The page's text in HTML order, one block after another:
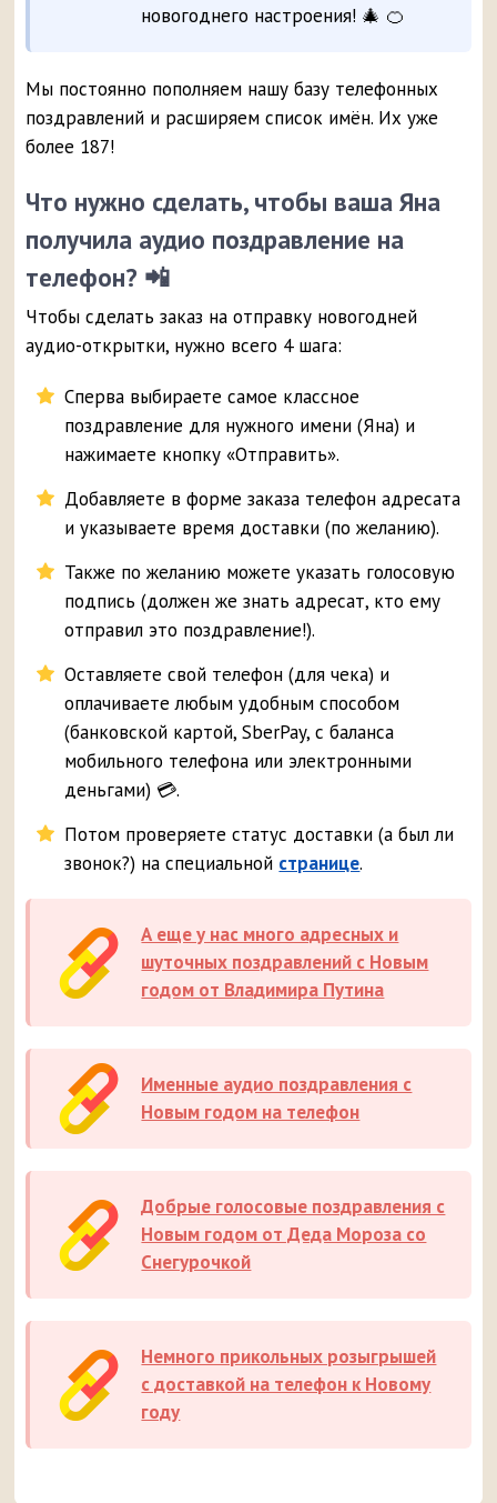
новогоднего настроения! 🎄 🍊
Мы постоянно пополняем нашу базу телефонных
поздравлений и расширяем список имён. Их уже
более 187!
Что нужно сделать, чтобы ваша Яна
получила аудио поздравление на
телефон? 📲
Чтобы сделать заказ на отправку новогодней
аудио-открытки, нужно всего 4 шага:
Сперва выбираете самое классное
поздравление для нужного имени (Яна) и
нажимаете кнопку «Отправить».
Добавляете в форме заказа телефон адресата
и указываете время доставки (по желанию).
Также по желанию можете указать голосовую
подпись (должен же знать адресат, кто ему
отправил это поздравление!).
Оставляете свой телефон (для чека) и
оплачиваете любым удобным способом
(банковской картой, SberPay, с баланса
мобильного телефона или электронными
деньгами) 💳.
Потом проверяете статус доставки (а был ли
звонок?) на специальной странице.
А еще у нас много адресных и
шуточных поздравлений с Новым
годом от Владимира Путина
Именные аудио поздравления с
Новым годом на телефон
Добрые голосовые поздравления с
Новым годом от Деда Мороза со
Снегурочкой
Немного прикольных розыгрышей
с доставкой на телефон к Новому
году